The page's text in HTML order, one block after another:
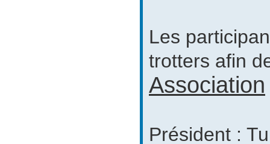
Les
trotters afin
Association
Président :